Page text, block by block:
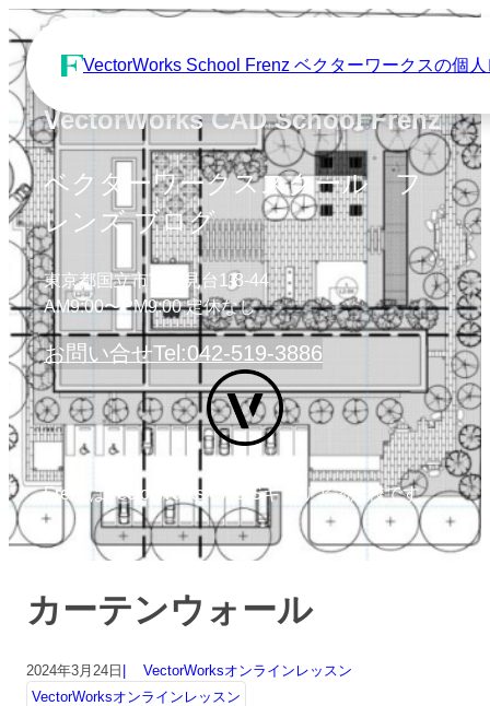
VectorWorks School Frenz ベクターワークスの個
VectorWorks CAD School Frenz
ベクターワークススクール フ
レンズ ブログ
東京都国立市富士見台1-8-44
AM9:00〜PM9:00 定休なし
お問い合せTel:042-519-3886
FrenzはVectorWorks OASISキャリア認定校です
カーテンウォール
2024年3月24日
VectorWorksオンラインレッスン
VectorWorksオンラインレッスン